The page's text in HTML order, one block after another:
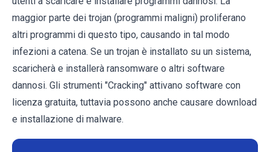
maggior parte dei trojan (programmi maligni) proliferano
altri programmi di questo tipo, causando in tal modo
infezioni a catena. Se un trojan è installato su un sistema,
scaricherà e installerà ransomware o altri software
dannosi. Gli strumenti "Cracking" attivano software con
licenza gratuita, tuttavia possono anche causare download
e installazione di malware.